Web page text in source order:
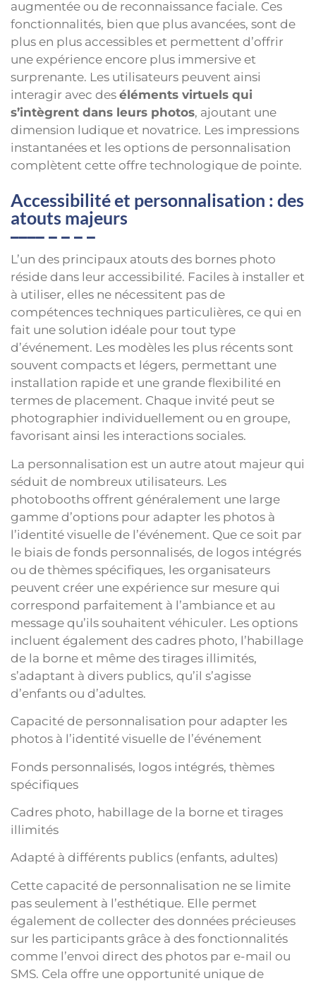
augmentée ou de reconnaissance faciale. Ces
fonctionnalités, bien que plus avancées, sont de
plus en plus accessibles et permettent d’offrir
une expérience encore plus immersive et
surprenante. Les utilisateurs peuvent ainsi
interagir avec des éléments virtuels qui
s’intègrent dans leurs photos, ajoutant une
dimension ludique et novatrice. Les impressions
instantanées et les options de personnalisation
complètent cette offre technologique de pointe.
Accessibilité et personnalisation : des
atouts majeurs
L’un des principaux atouts des bornes photo
réside dans leur accessibilité. Faciles à installer et
à utiliser, elles ne nécessitent pas de
compétences techniques particulières, ce qui en
fait une solution idéale pour tout type
d’événement. Les modèles les plus récents sont
souvent compacts et légers, permettant une
installation rapide et une grande flexibilité en
termes de placement. Chaque invité peut se
photographier individuellement ou en groupe,
favorisant ainsi les interactions sociales.
La personnalisation est un autre atout majeur qui
séduit de nombreux utilisateurs. Les
photobooths offrent généralement une large
gamme d’options pour adapter les photos à
l’identité visuelle de l’événement. Que ce soit par
le biais de fonds personnalisés, de logos intégrés
ou de thèmes spécifiques, les organisateurs
peuvent créer une expérience sur mesure qui
correspond parfaitement à l’ambiance et au
message qu’ils souhaitent véhiculer. Les options
incluent également des cadres photo, l’habillage
de la borne et même des tirages illimités,
s’adaptant à divers publics, qu’il s’agisse
d’enfants ou d’adultes.
Capacité de personnalisation pour adapter les
photos à l’identité visuelle de l’événement
Fonds personnalisés, logos intégrés, thèmes
spécifiques
Cadres photo, habillage de la borne et tirages
illimités
Adapté à différents publics (enfants, adultes)
Cette capacité de personnalisation ne se limite
pas seulement à l’esthétique. Elle permet
également de collecter des données précieuses
sur les participants grâce à des fonctionnalités
comme l’envoi direct des photos par e-mail ou
SMS. Cela offre une opportunité unique de